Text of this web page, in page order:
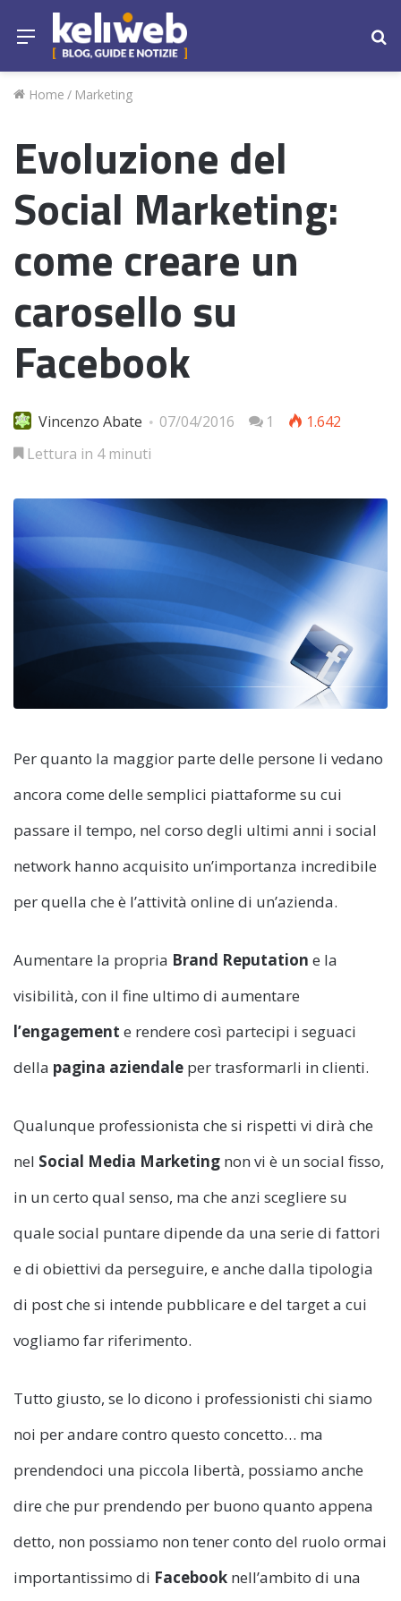
Menu
Home / Marketing
Evoluzione del
Social Marketing:
come creare un
carosello su
Facebook
Vincenzo Abate 07/04/2016 1
1.642
Lettura in 4 minuti
Per quanto la maggior parte delle persone li vedano
ancora come delle semplici piattaforme su cui
passare il tempo, nel corso degli ultimi anni i social
network hanno acquisito un’importanza incredibile
per quella che è l’attività online di un’azienda.
Aumentare la propria Brand Reputation e la
visibilità, con il fine ultimo di aumentare
l’engagement e rendere così partecipi i seguaci
della pagina aziendale per trasformarli in clienti.
Qualunque professionista che si rispetti vi dirà che
nel Social Media Marketing non vi è un social fisso,
in un certo qual senso, ma che anzi scegliere su
quale social puntare dipende da una serie di fattori
e di obiettivi da perseguire, e anche dalla tipologia
di post che si intende pubblicare e del target a cui
vogliamo far riferimento.
Tutto giusto, se lo dicono i professionisti chi siamo
noi per andare contro questo concetto… ma
prendendoci una piccola libertà, possiamo anche
dire che pur prendendo per buono quanto appena
detto, non possiamo non tener conto del ruolo ormai
importantissimo di Facebook nell’ambito di una